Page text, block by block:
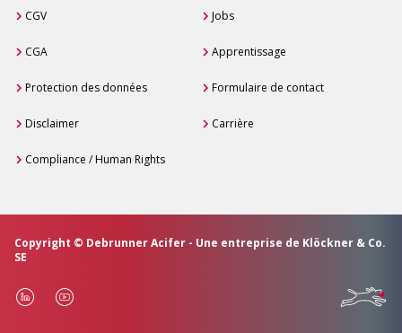
CGV
CGA
Protection des données
Disclaimer
Compliance / Human Rights
Jobs
Apprentissage
Formulaire de contact
Carrière
Copyright © Debrunner Acifer - Une entreprise de Klöckner & Co.
SE